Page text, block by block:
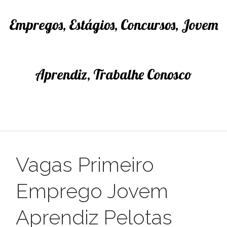
Empregos, Estágios, Concursos, Jovem
Aprendiz, Trabalhe Conosco
Vagas Primeiro
Emprego Jovem
Aprendiz Pelotas